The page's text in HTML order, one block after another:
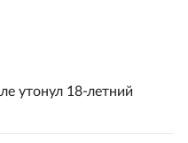
утонул 18-летний